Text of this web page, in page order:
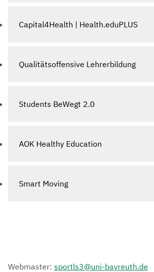
Capital4Health | Health.eduPLUS
Qualitätsoffensive Lehrerbildung
Students BeWegt 2.0
AOK Healthy Education
Smart Moving
Webmaster: sportls3@uni-bayreuth.de